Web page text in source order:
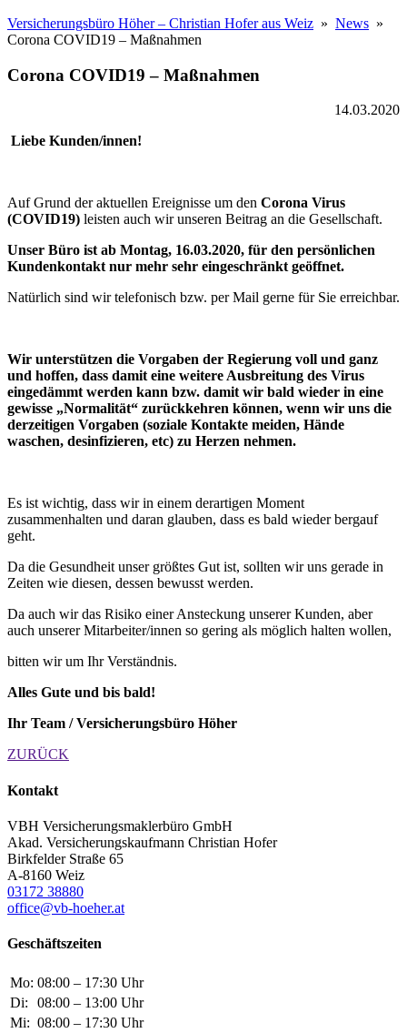
Versicherungsbüro Höher – Christian Hofer aus Weiz » News »
Corona COVID19 – Maßnahmen
Corona COVID19 – Maßnahmen
14.03.2020
Liebe Kunden/innen!
Auf Grund der aktuellen Ereignisse um den Corona Virus
(COVID19) leisten auch wir unseren Beitrag an die Gesellschaft.
Unser Büro ist ab Montag, 16.03.2020, für den persönlichen
Kundenkontakt nur mehr sehr eingeschränkt geöffnet.
Natürlich sind wir telefonisch bzw. per Mail gerne für Sie erreichbar.
Wir unterstützen die Vorgaben der Regierung voll und ganz
und hoffen, dass damit eine weitere Ausbreitung des Virus
eingedämmt werden kann bzw. damit wir bald wieder in eine
gewisse „Normalität“ zurückkehren können, wenn wir uns die
derzeitigen Vorgaben (soziale Kontakte meiden, Hände
waschen, desinfizieren, etc) zu Herzen nehmen.
Es ist wichtig, dass wir in einem derartigen Moment
zusammenhalten und daran glauben, dass es bald wieder bergauf
geht.
Da die Gesundheit unser größtes Gut ist, sollten wir uns gerade in
Zeiten wie diesen, dessen bewusst werden.
Da auch wir das Risiko einer Ansteckung unserer Kunden, aber
auch unserer Mitarbeiter/innen so gering als möglich halten wollen,
bitten wir um Ihr Verständnis.
Alles Gute und bis bald!
Ihr Team / Versicherungsbüro Höher
ZURÜCK
Kontakt
VBH Versicherungsmaklerbüro GmbH
Akad. Versicherungskaufmann Christian Hofer
Birkfelder Straße 65
A-8160 Weiz
03172 38880
office@vb-hoeher.at
Geschäftszeiten
Mo: 08:00 – 17:30 Uhr
Di:
08:00 – 13:00 Uhr
Mi: 08:00 – 17:30 Uhr